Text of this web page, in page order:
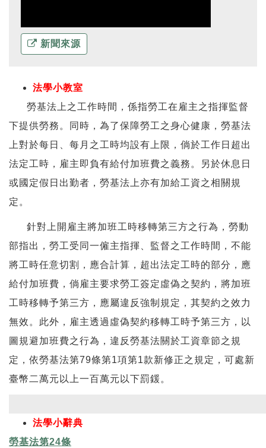
新聞來源
法學小教室
勞基法上之工作時間，係指勞工在雇主之指揮監督
下提供勞務。同時，為了保障勞工之身心健康，勞基法
上對於每日、每月之工時均設有上限，倘於工作日超出
法定工時，雇主即負有給付加班費之義務。另於休息日
或國定假日出勤者，勞基法上亦有加給工資之相關規
定。
針對上開雇主將加班工時移轉第三方之行為，勞動
部指出，勞工受同一僱主指揮、監督之工作時間，不能
將工時任意切割，應合計算，超出法定工時的部分，應
給付加班費，倘雇主要求勞工簽定虛偽之契約，將加班
工時移轉予第三方，應屬違反強制規定，其契約之效力
無效。此外，雇主透過虛偽契約移轉工時予第三方，以
圖規避加班費之行為，違反勞基法關於工資章節之規
定，依勞基法第79條第1項第1款新修正之規定，可處新
臺幣二萬元以上一百萬元以下罰鍰。
法學小辭典
勞基法第24條